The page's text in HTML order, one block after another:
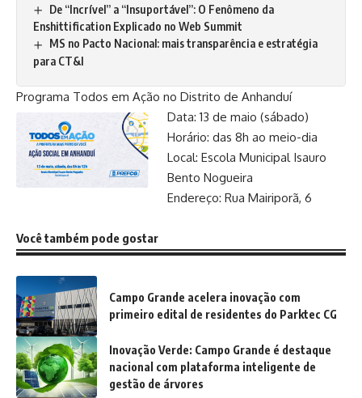
De “Incrível” a “Insuportável”: O Fenômeno da
Enshittification Explicado no Web Summit
MS no Pacto Nacional: mais transparência e estratégia
para CT&I
Programa Todos em Ação no Distrito de Anhanduí
Data: 13 de maio (sábado)
Horário: das 8h ao meio-dia
Local: Escola Municipal Isauro
Bento Nogueira
Endereço: Rua Mairiporã, 6
Você também pode gostar
Campo Grande acelera inovação com
primeiro edital de residentes do Parktec CG
Inovação Verde: Campo Grande é destaque
nacional com plataforma inteligente de
gestão de árvores